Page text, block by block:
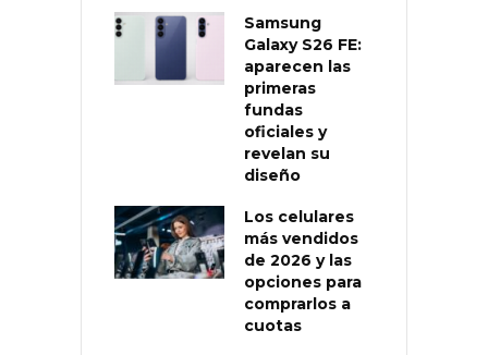
Samsung
Galaxy S26 FE:
aparecen las
primeras
fundas
oficiales y
revelan su
diseño
Los celulares
más vendidos
de 2026 y las
opciones para
comprarlos a
cuotas